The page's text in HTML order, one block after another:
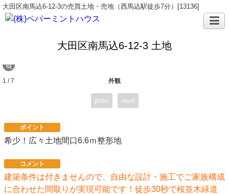
大田区南馬込6-12-3の売買土地・売地（西馬込駅徒歩7分）[13136]
大田区南馬込6-12-3 土地
外観
1 / 7
prev next
ポイント
希少！広々土地間口6.6ｍ整形地
コメント
建築条件は付きませんので、自由な設計・施工でご家族構成
に合わせた間取りが実現可能です！徒歩30秒で桜並木緑道